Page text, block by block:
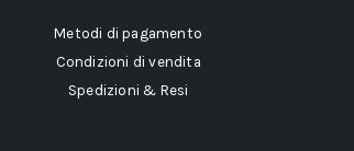
Metodi di pagamento
Condizioni di vendita
Spedizioni & Resi